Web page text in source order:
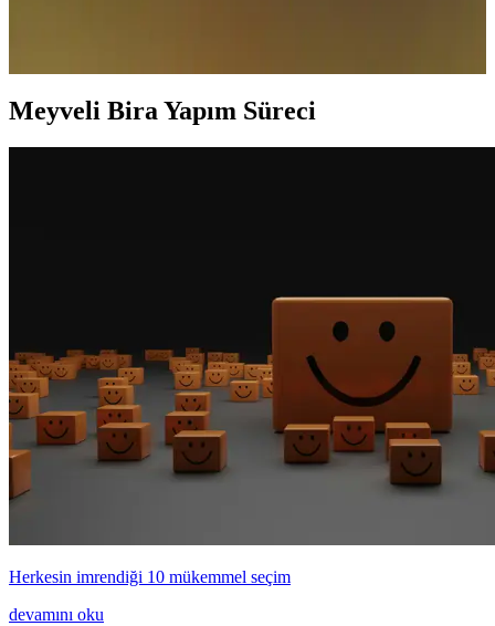
Meyveli Bira Yapım Süreci
Herkesin imrendiği 10 mükemmel seçim
devamını oku